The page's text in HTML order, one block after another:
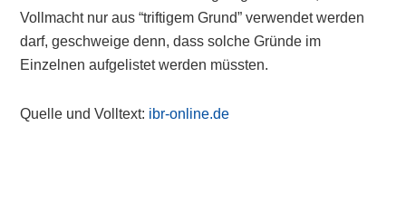
Vollmacht nur aus “triftigem Grund” verwendet werden
darf, geschweige denn, dass solche Gründe im
Einzelnen aufgelistet werden müssten.
Quelle und Volltext: ibr-online.de